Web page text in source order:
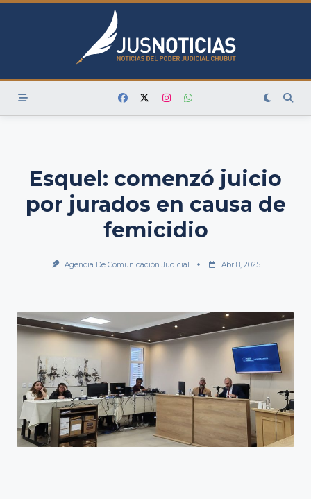
Skip
Esquel: comenzó juicio
por jurados en causa de
femicidio
Agencia De Comunicación Judicial Abr 8, 2025